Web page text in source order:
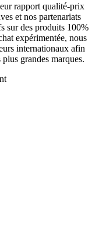
rapport qualité-prix
et nos partenariats
sur des produits 100%
expérimentée, nous
internationaux afin
grandes marques.